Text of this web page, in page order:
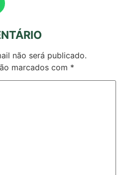
não será publicado.
marcados com *